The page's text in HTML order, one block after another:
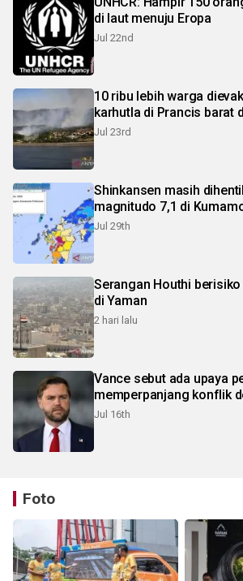
di laut menuju Eropa
Jul 22nd
10 ribu lebih warga
karhutla di Prancis barat
Jul 23rd
Shinkansen masih
magnitudo 7,1 di
Jul 29th
Serangan Houthi
di Yaman
2 hari lalu
Vance sebut ada upaya
memperpanjang konflik
Jul 16th
Foto